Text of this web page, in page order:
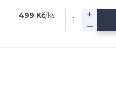
499 Kč/ks